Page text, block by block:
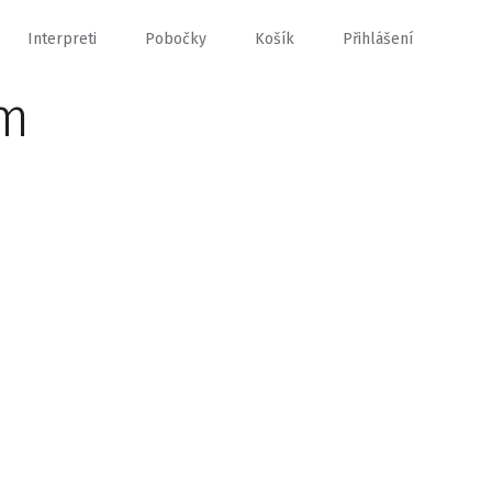
Interpreti Pobočky Košík Přihlášení